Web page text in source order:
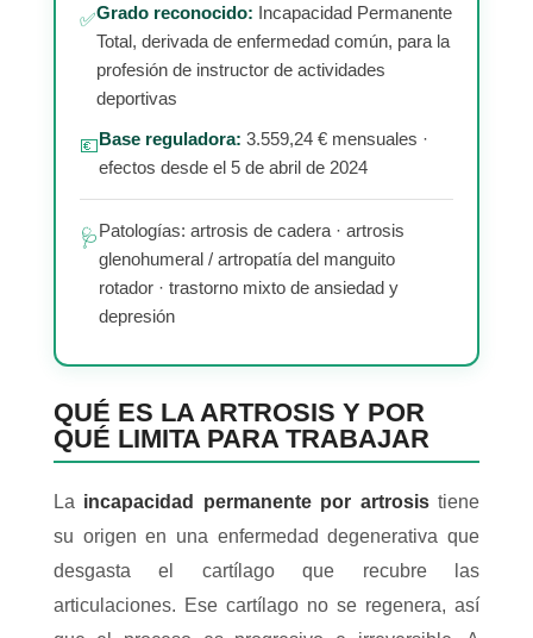
✅Grado reconocido: Incapacidad Permanente
Total, derivada de enfermedad común, para la
profesión de instructor de actividades
deportivas
💶Base reguladora: 3.559,24 € mensuales ·
efectos desde el 5 de abril de 2024
🩺Patologías: artrosis de cadera · artrosis
glenohumeral / artropatía del manguito
rotador · trastorno mixto de ansiedad y
depresión
QUÉ ES LA ARTROSIS Y POR
QUÉ LIMITA PARA TRABAJAR
La incapacidad permanente por artrosistiene
su origen en una enfermedad degenerativa que
desgasta el cartílago que recubre las
articulaciones. Ese cartílago no se regenera, así